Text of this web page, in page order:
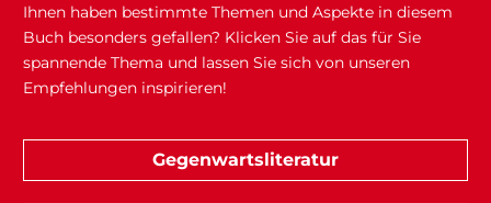
Ihnen haben bestimmte Themen und Aspekte in diesem
Buch besonders gefallen? Klicken Sie auf das für Sie
spannende Thema und lassen Sie sich von unseren
Empfehlungen inspirieren!
Gegenwartsliteratur